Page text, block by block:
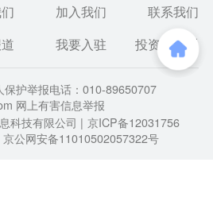
加入我们
联系我们
我要入驻 投资者关系
保护举报电话：010-89650707
网上有害信息举报
科技有限公司 | 京ICP备12031756
京公网安备11010502057322号